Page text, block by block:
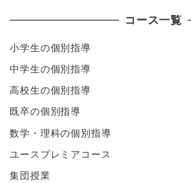
コース一覧
小学生の個別指導
中学生の個別指導
高校生の個別指導
既卒の個別指導
数学・理科の個別指導
ユースプレミアコース
集団授業